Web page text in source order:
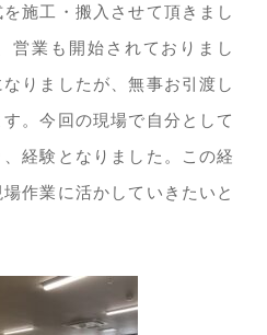
施工・搬入させて頂きまし
営業も開始されておりまし
りましたが、無事お引渡し
。今回の現場で自分として
経験となりました。この経
作業に活かしていきたいと